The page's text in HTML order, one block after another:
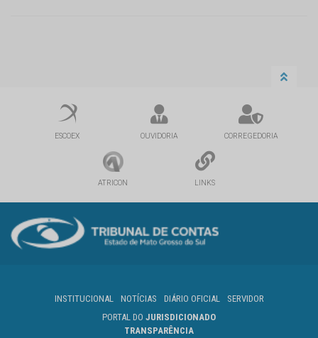
ESCOEX OUVIDORIA CORREGEDORIA
ATRICON LINKS
INSTITUCIONAL NOTÍCIAS DIÁRIO OFICIAL
SERVIDOR
PORTAL DO JURISDICIONADO
TRANSPARÊNCIA